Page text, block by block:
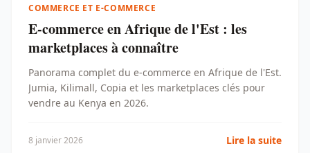
COMMERCE ET E-COMMERCE
E-commerce en Afrique de l'Est : les
marketplaces à connaître
Panorama complet du e-commerce en Afrique de l'Est.
Jumia, Kilimall, Copia et les marketplaces clés pour
vendre au Kenya en 2026.
8 janvier 2026 Lire la suite